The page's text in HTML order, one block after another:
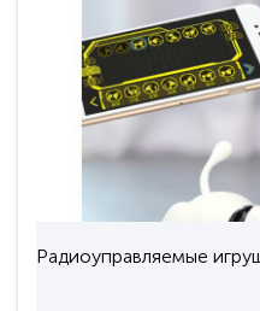
игрушками ребенок
фантазий и приключен..
Радиоуправляемые